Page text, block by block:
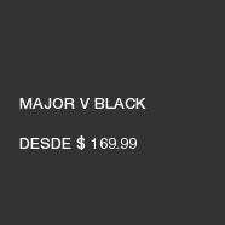
MAJOR V BLACK
DESDE $ 169.99